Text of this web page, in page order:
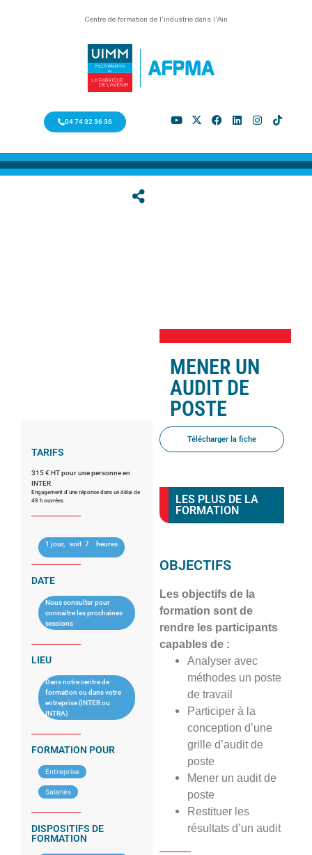
Centre de formation de l’industrie dans l’Ain
04 74 32 36 36
MENER UN
AUDIT DE
POSTE
TARIFS
315 € HT pour une personne en
INTER
Engagement d’une réponse dans un délai de
48 h ouvrées
1 jour, soit 7 heures
DATE
Nous consulter pour
connaitre les prochaines
sessions
LIEU
Dans notre centre de
formation ou dans votre
entreprise (INTER ou
INTRA)
FORMATION POUR
Entreprise
Salariés
DISPOSITIFS DE
FORMATION
Télécharger la fiche
LES PLUS DE LA
FORMATION
OBJECTIFS
Les objectifs de la
formation sont de
rendre les participants
capables de :
Analyser avec
méthodes un poste
de travail
Participer à la
conception d’une
grille d’audit de
poste
Mener un audit de
poste
Restituer les
résultats d’un audit